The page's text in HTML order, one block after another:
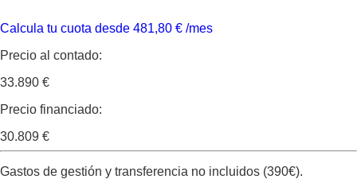
Calcula tu cuota desde 481,80 € /mes
Precio al contado:
33.890 €
Precio financiado:
30.809 €
Gastos de gestión y transferencia no incluidos (390€).